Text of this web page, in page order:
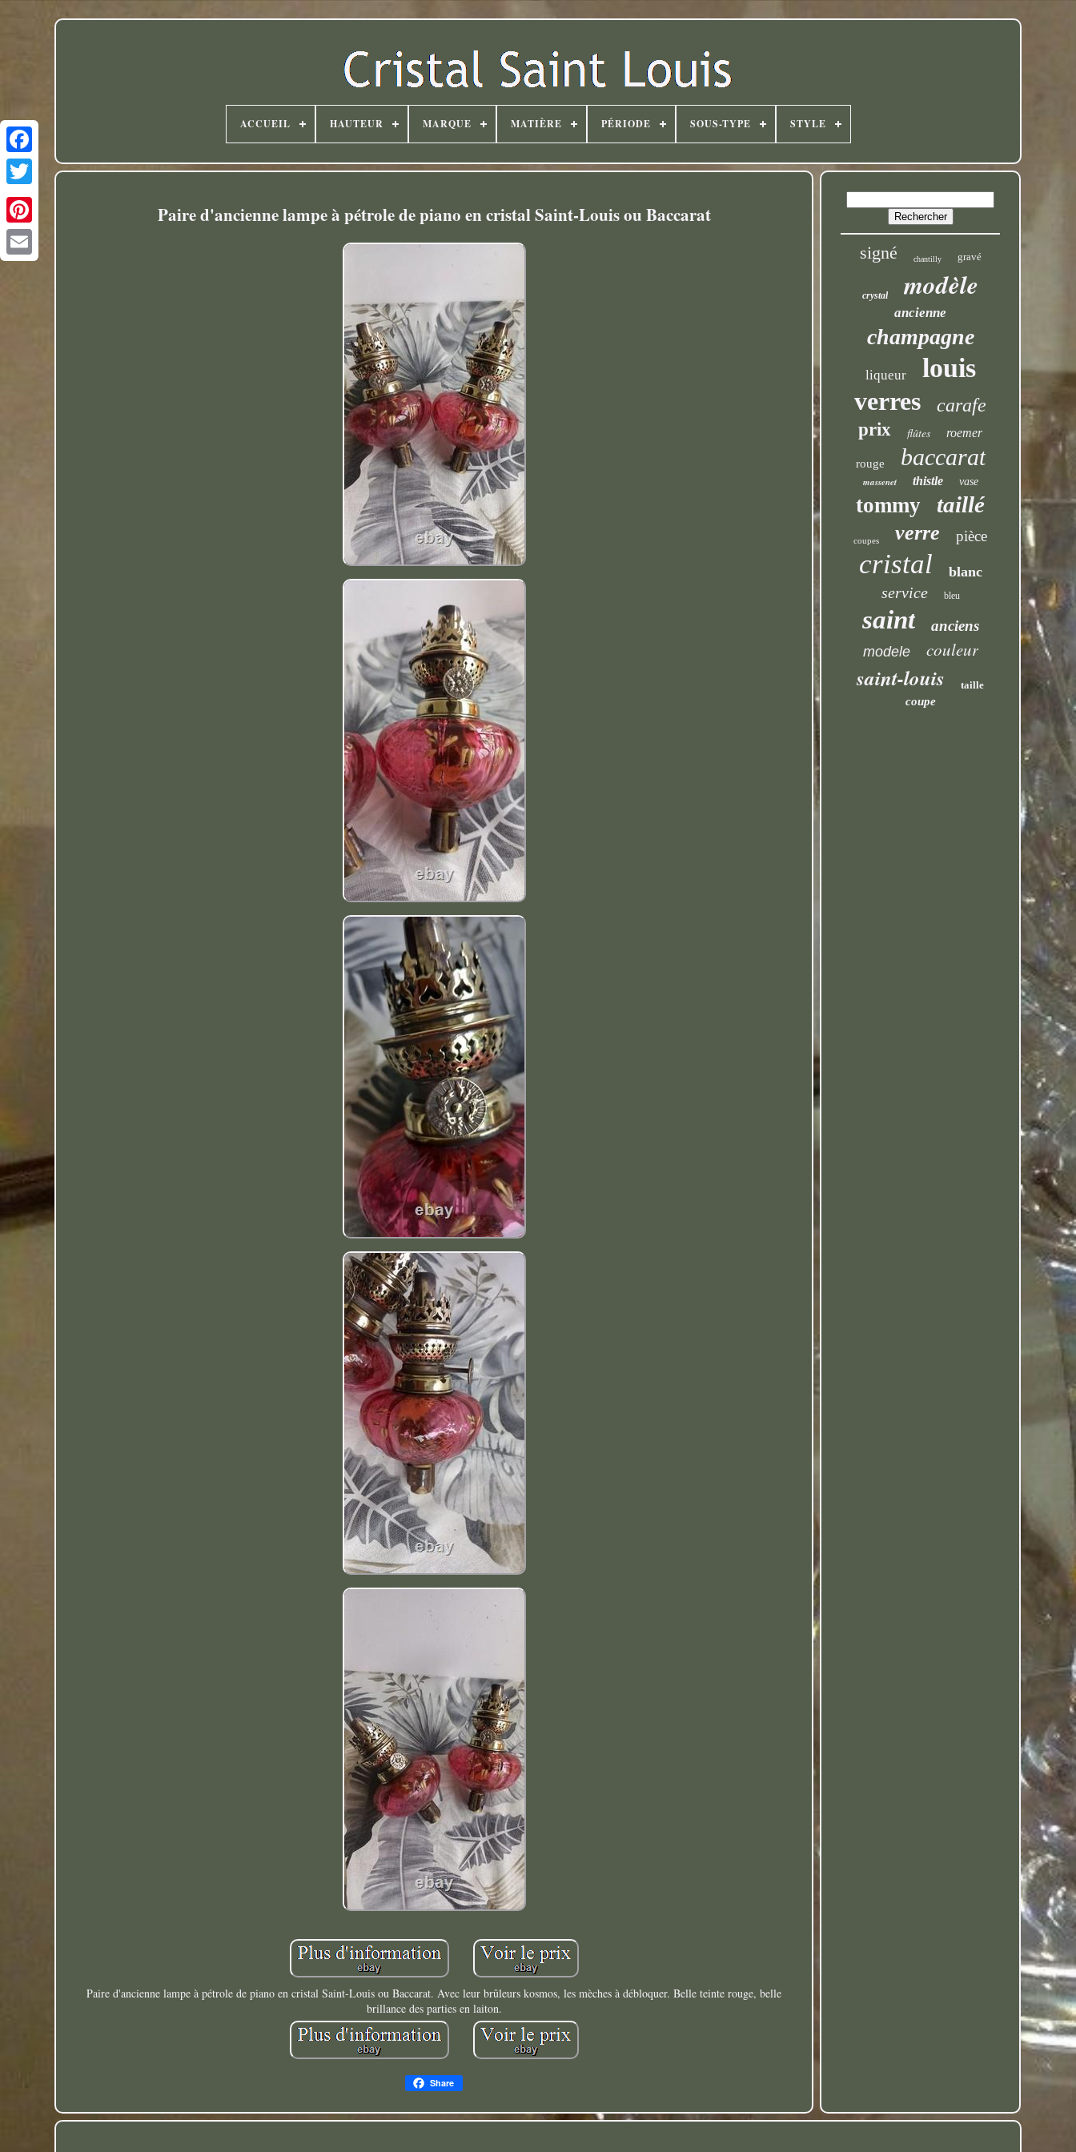
Twitter
ACCUEIL HAUTEUR MARQUE MATIÈRE PÉRIODE SOUS-TYPE STYLE
Paire d'ancienne lampe à pétrole de piano en cristal Saint-Louis ou Baccarat
Paire d'ancienne lampe à pétrole de piano en cristal Saint-Louis ou Baccarat. Avec leur brûleurs kosmos, les mèches à débloquer. Belle teinte rouge, belle
brillance des parties en laiton.
Share
signé chantilly gravé
crystal modèle
ancienne
champagne
liqueur louis
verres carafe
prix flûtes roemer
rouge baccarat
massenet thistle vase
tommy taillé
coupes verre pièce
cristal blanc
service bleu
saint anciens
modele couleur
saint-louis taille
coupe